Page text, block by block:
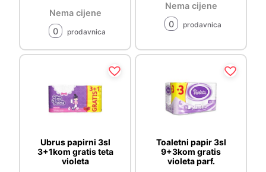
Nema cijene
0
prodavnica
Nema cijene
0
prodavnica
Ubrus papirni 3sl
3+1kom gratis teta
violeta
Toaletni papir 3sl
9+3kom gratis
violeta parf.